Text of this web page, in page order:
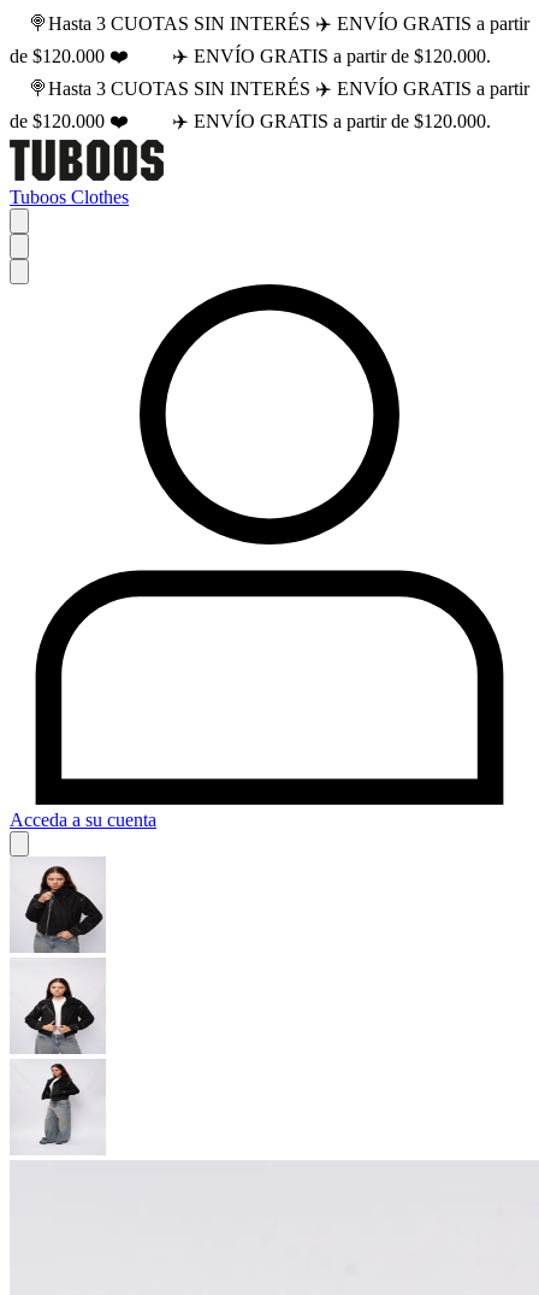
🍭Hasta 3 CUOTAS SIN INTERÉS ✈️ ENVÍO GRATIS a partir
de $120.000 ❤️
✈️ ENVÍO GRATIS a partir de $120.000.
🍭Hasta 3 CUOTAS SIN INTERÉS ✈️ ENVÍO GRATIS a partir
de $120.000 ❤️
✈️ ENVÍO GRATIS a partir de $120.000.
Tuboos Clothes
Acceda a su cuenta